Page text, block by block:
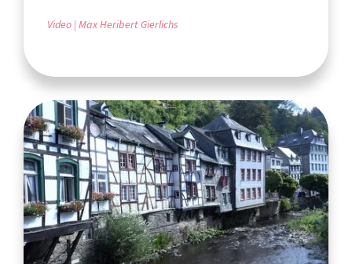
Video Max Heribert Gierlichs